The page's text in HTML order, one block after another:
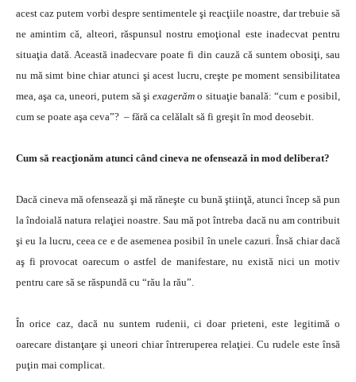
acest caz putem vorbi despre sentimentele şi reacţiile noastre, dar trebuie să
ne amintim că, alteori, răspunsul nostru emoţional este inadecvat pentru
situaţia dată. Această inadecvare poate fi din cauză că suntem obosiţi, sau
nu mă simt bine chiar atunci şi acest lucru, creşte pe moment sensibilitatea
mea, aşa ca, uneori, putem să şiexagerăm o situaţie banală: “cum e posibil,
cum se poate aşa ceva”? – fără ca celălalt să fi greşit în mod deosebit.
Cum să reacţionăm atunci când cineva ne ofensează in mod deliberat?
Dacă cineva mă ofensează şi mă răneşte cu bună ştiinţă, atunci încep să pun
la îndoială natura relaţiei noastre. Sau mă pot întreba dacă nu am contribuit
şi eu la lucru, ceea ce e de asemenea posibil în unele cazuri. Însă chiar dacă
aş fi provocat oarecum o astfel de manifestare, nu există nici un motiv
pentru care să se răspundă cu “rău la rău”.
În orice caz, dacă nu suntem rudenii, ci doar prieteni, este legitimă o
oarecare distanţare şi uneori chiar întreruperea relaţiei. Cu rudele este însă
puţin mai complicat.